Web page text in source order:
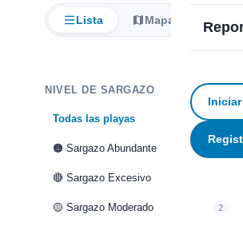
Lista Mapa
NIVEL DE SARGAZO
Todas las playas 10
🟠 Sargazo Abundante
🔴 Sargazo Excesivo
🟡 Sargazo Moderado 2